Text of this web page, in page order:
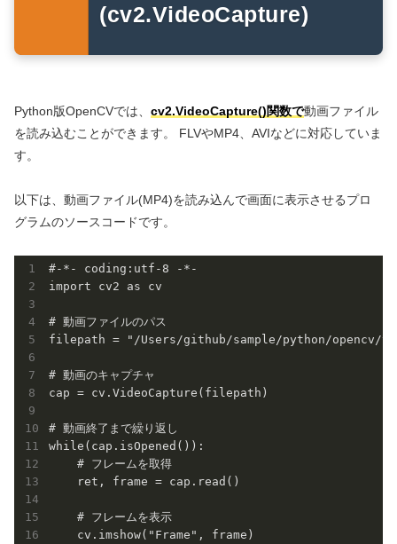
(cv2.VideoCapture)
Python版OpenCVでは、 cv2.VideoCapture()関数で動画ファイル
を読み込むことができます。 FLVやMP4、AVIなどに対応していま
す。
以下は、動画ファイル(MP4)を読み込んで画面に表示させるプロ
グラムのソースコードです。
#-*- coding:utf-8 -*-
import cv2 as cv
# 動画ファイルのパス
filepath = "/Users/github/sample/python/opencv/
# 動画のキャプチャ
cap = cv.VideoCapture(filepath)
# 動画終了まで繰り返し
while(cap.isOpened()):
    # フレームを取得
    ret, frame = cap.read()
    # フレームを表示
    cv.imshow("Frame", frame)